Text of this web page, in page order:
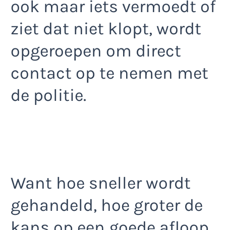
ook maar iets vermoedt of
ziet dat niet klopt, wordt
opgeroepen om direct
contact op te nemen met
de politie.
Want hoe sneller wordt
gehandeld, hoe groter de